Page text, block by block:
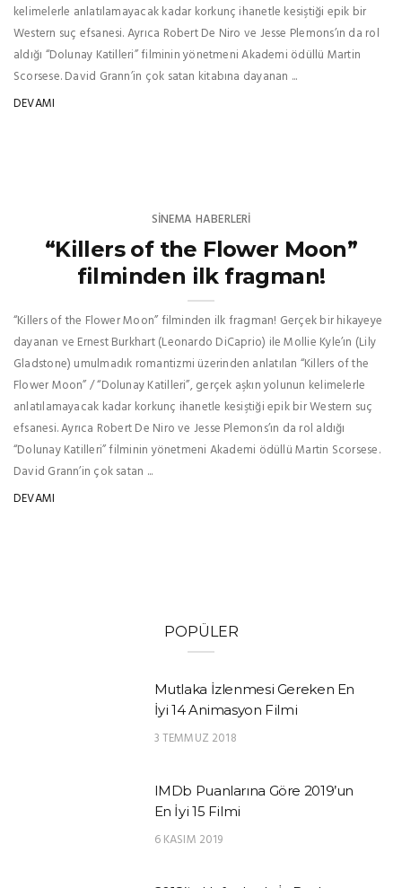
kelimelerle anlatılamayacak kadar korkunç ihanetle kesiştiği epik bir
Western suç efsanesi. Ayrıca Robert De Niro ve Jesse Plemons’ın da rol
aldığı “Dolunay Katilleri” filminin yönetmeni Akademi ödüllü Martin
Scorsese. David Grann’in çok satan kitabına dayanan ...
DEVAMI
SINEMA HABERLERI
“Killers of the Flower Moon”
filminden ilk fragman!
“Killers of the Flower Moon” filminden ilk fragman! Gerçek bir hikayeye
dayanan ve Ernest Burkhart (Leonardo DiCaprio) ile Mollie Kyle’ın (Lily
Gladstone) umulmadık romantizmi üzerinden anlatılan “Killers of the
Flower Moon” / “Dolunay Katilleri”, gerçek aşkın yolunun kelimelerle
anlatılamayacak kadar korkunç ihanetle kesiştiği epik bir Western suç
efsanesi. Ayrıca Robert De Niro ve Jesse Plemons’ın da rol aldığı
“Dolunay Katilleri” filminin yönetmeni Akademi ödüllü Martin Scorsese.
David Grann’in çok satan ...
DEVAMI
POPÜLER
Mutlaka İzlenmesi Gereken En
İyi 14 Animasyon Filmi
3 TEMMUZ 2018
IMDb Puanlarına Göre 2019’un
En İyi 15 Filmi
6 KASIM 2019